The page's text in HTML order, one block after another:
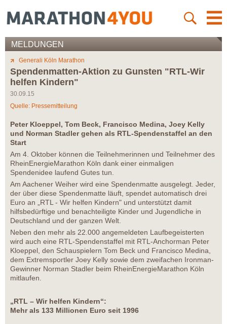
MELDUNGEN
Generali Köln Marathon
Spendenmatten-Aktion zu Gunsten "RTL-Wir
helfen Kindern"
30.09.15
Quelle: Pressemitteilung
Peter Kloeppel, Tom Beck, Francisco Medina, Joey Kelly
und Norman Stadler gehen als RTL-Spendenstaffel an den
Start
Am 4. Oktober können die Teilnehmerinnen und Teilnehmer des
RheinEnergieMarathon Köln dank einer einmaligen
Spendenidee laufend Gutes tun.
Am Aachener Weiher wird eine Spendenmatte ausgelegt. Jeder,
der über diese Spendenmatte läuft, spendet automatisch drei
Euro an „RTL - Wir helfen Kindern" und unterstützt damit
hilfsbedürftige und benachteiligte Kinder und Jugendliche in
Deutschland und der ganzen Welt.
Neben den mehr als 22.000 angemeldeten Laufbegeisterten
wird auch eine RTL-Spendenstaffel mit RTL-Anchorman Peter
Kloeppel, den Schauspielern Tom Beck und Francisco Medina,
dem Extremsportler Joey Kelly sowie dem zweifachen Ironman-
Gewinner Norman Stadler beim RheinEnergieMarathon Köln
mitlaufen.
„RTL – Wir helfen Kindern“:
Mehr als 133 Millionen Euro seit 1996